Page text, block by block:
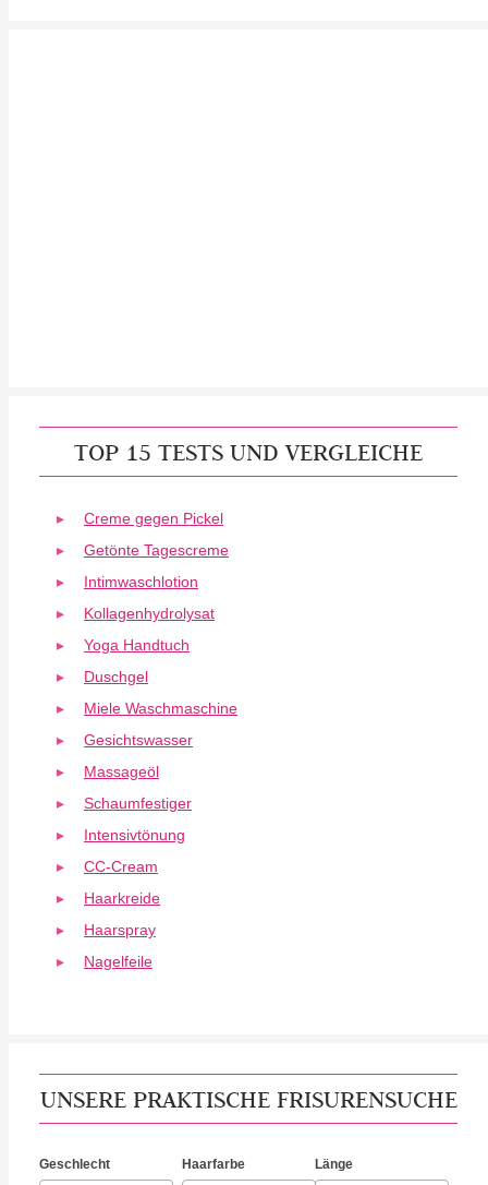
TOP 15 TESTS UND VERGLEICHE
Creme gegen Pickel
Getönte Tagescreme
Intimwaschlotion
Kollagenhydrolysat
Yoga Handtuch
Duschgel
Miele Waschmaschine
Gesichtswasser
Massageöl
Schaumfestiger
Intensivtönung
CC-Cream
Haarkreide
Haarspray
Nagelfeile
UNSERE PRAKTISCHE FRISURENSUCHE
Geschlecht Haarfarbe Länge